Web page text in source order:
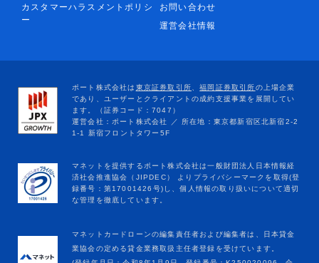
カスタマーハラスメントポリシ
ー
お問い合わせ
運営会社情報
マネットカードローンの編集責任者および編集者は、日本貸金
業協会の定める貸金業務取扱主任者登録を受けています。